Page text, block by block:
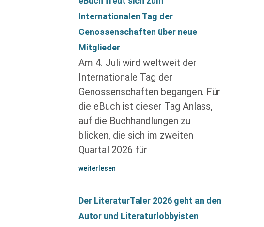
Internationalen Tag der
Genossenschaften über neue
Mitglieder
Am 4. Juli wird weltweit der
Internationale Tag der
Genossenschaften begangen. Für
die eBuch ist dieser Tag Anlass,
auf die Buchhandlungen zu
blicken, die sich im zweiten
Quartal 2026 für
weiterlesen
Der LiteraturTaler 2026 geht an den
Autor und Literaturlobbyisten